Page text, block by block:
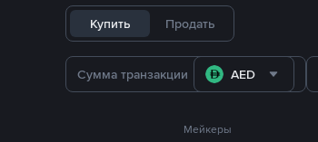
Купить Продать
AED
Мейкеры